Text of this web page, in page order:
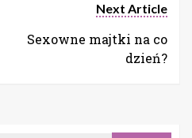
Next Article
Sexowne majtki na co
dzień?